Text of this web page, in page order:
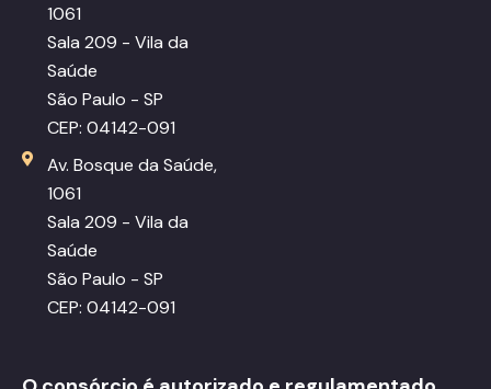
1061
Sala 209 - Vila da
Saúde
São Paulo - SP
CEP: 04142-091
Av. Bosque da Saúde,
1061
Sala 209 - Vila da
Saúde
São Paulo - SP
CEP: 04142-091